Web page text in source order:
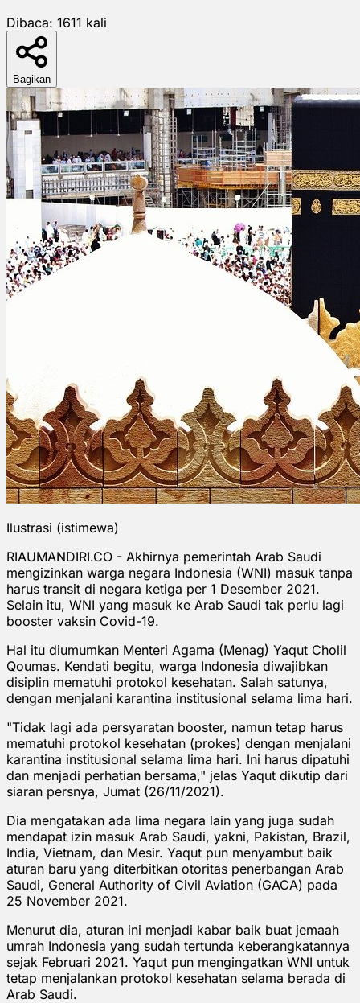
Dibaca: 1611 kali
Bagikan
Ilustrasi (istimewa)
RIAUMANDIRI.CO - Akhirnya pemerintah Arab Saudi
mengizinkan warga negara Indonesia (WNI) masuk tanpa
harus transit di negara ketiga per 1 Desember 2021.
Selain itu, WNI yang masuk ke Arab Saudi tak perlu lagi
booster vaksin Covid-19.
Hal itu diumumkan Menteri Agama (Menag) Yaqut Cholil
Qoumas. Kendati begitu, warga Indonesia diwajibkan
disiplin mematuhi protokol kesehatan. Salah satunya,
dengan menjalani karantina institusional selama lima hari.
"Tidak lagi ada persyaratan booster, namun tetap harus
mematuhi protokol kesehatan (prokes) dengan menjalani
karantina institusional selama lima hari. Ini harus dipatuhi
dan menjadi perhatian bersama," jelas Yaqut dikutip dari
siaran persnya, Jumat (26/11/2021).
Dia mengatakan ada lima negara lain yang juga sudah
mendapat izin masuk Arab Saudi, yakni, Pakistan, Brazil,
India, Vietnam, dan Mesir. Yaqut pun menyambut baik
aturan baru yang diterbitkan otoritas penerbangan Arab
Saudi, General Authority of Civil Aviation (GACA) pada
25 November 2021.
Menurut dia, aturan ini menjadi kabar baik buat jemaah
umrah Indonesia yang sudah tertunda keberangkatannya
sejak Februari 2021. Yaqut pun mengingatkan WNI untuk
tetap menjalankan protokol kesehatan selama berada di
Arab Saudi.